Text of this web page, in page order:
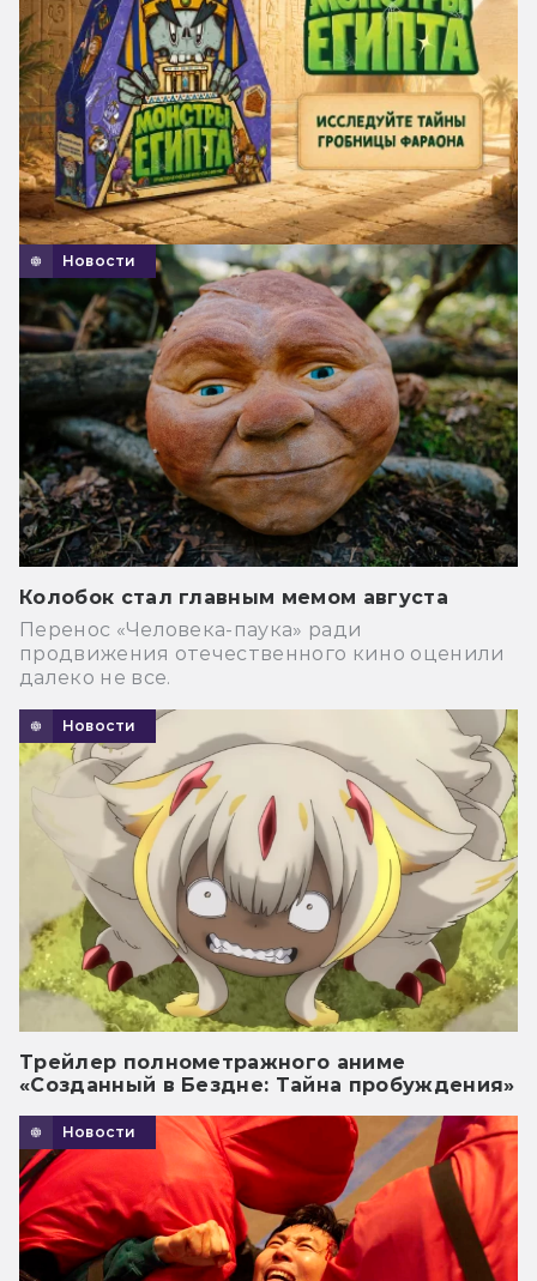
Новости
Колобок стал главным мемом августа
Перенос «Человека-паука» ради
продвижения отечественного кино оценили
далеко не все.
Новости
Трейлер полнометражного аниме
«Созданный в Бездне: Тайна пробуждения»
Новости